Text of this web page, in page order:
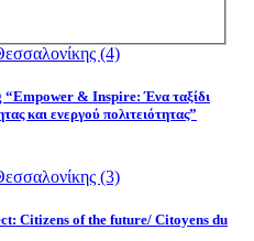
& Inspire: Ένα ταξίδι
και ενεργού πολιτειότητας”
Citizens of the future/ Citoyens du